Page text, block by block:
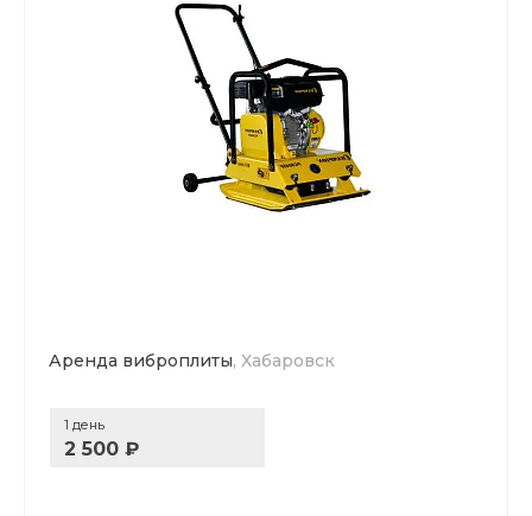
Аренда виброплиты, Хабаровск
1 день
2 500 ₽